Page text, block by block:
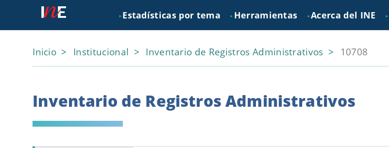
► Estadísticas por tema ► Herramientas ►Acerca del INE ►
Inicio Institucional Inventario de Registros Administrativos 10708
Inventario de Registros Administrativos